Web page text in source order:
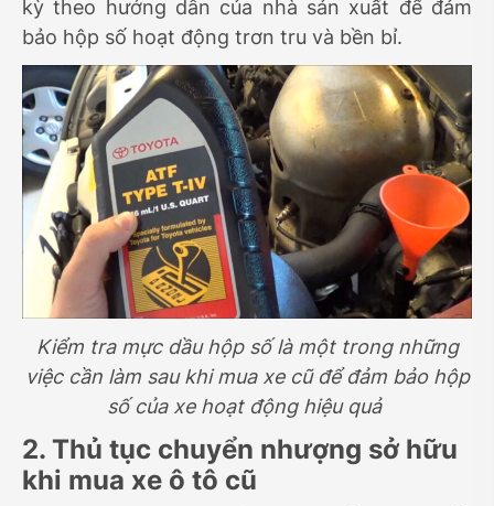
kỳ theo hướng dẫn của nhà sản xuất để đảm
bảo hộp số hoạt động trơn tru và bền bỉ.
Kiểm tra mực dầu hộp số là một trong những
việc cần làm sau khi mua xe cũ để đảm bảo hộp
số của xe hoạt động hiệu quả
2. Thủ tục chuyển nhượng sở hữu
khi mua xe ô tô cũ